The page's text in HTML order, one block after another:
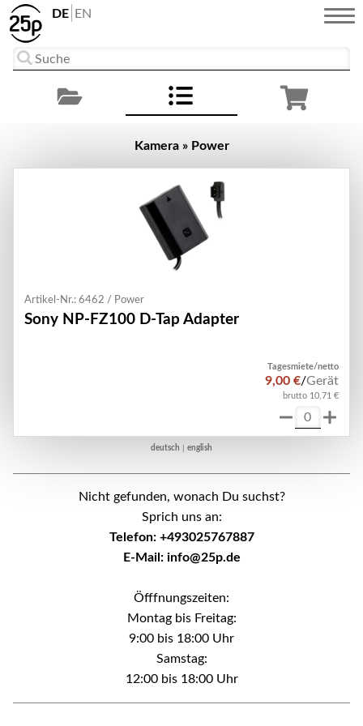
Kamera » Power
Artikel-Nr.: 6462 / Power
Sony NP-FZ100 D-Tap Adapter
Tagesmiete/netto
9,00 €/Gerät
brutto 10,71 €
deutsch english
Nicht gefunden, wonach Du suchst?
Sprich uns an:
Telefon: +493025767887
E-Mail: info@25p.de
Öfffnungszeiten:
Montag bis Freitag:
9:00 bis 18:00 Uhr
Samstag:
12:00 bis 18:00 Uhr
DE EN